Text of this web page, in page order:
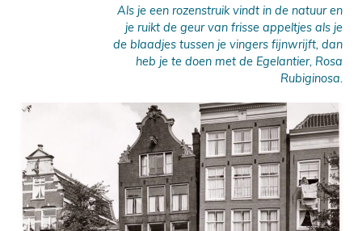
Als je een rozenstruik vindt in de natuur en
je ruikt de geur van frisse appeltjes als je
de blaadjes tussen je vingers fijnwrijft, dan
heb je te doen met de Egelantier, Rosa
Rubiginosa.